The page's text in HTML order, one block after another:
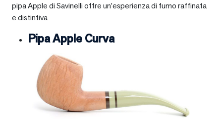
pipa Apple di Savinelli offre un’esperienza di fumo raffinata
e distintiva
Pipa Apple Curva